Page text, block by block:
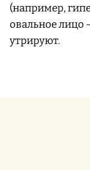
(например,
овальное лицо
утрируют.